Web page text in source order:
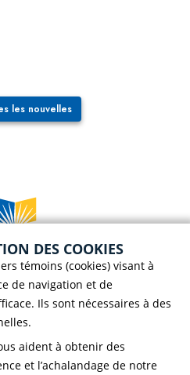
les nouvelles
56 rue Saint-Henri
(Québec) G5R 3Z5
:
418 862-8257
:418 862-8495
DES COOKIES
témoins (cookies) visant à
de navigation et de
Ils sont nécessaires à des
aident à obtenir des
et l’achalandage de notre